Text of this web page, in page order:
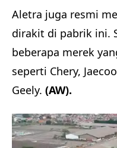
Aletra juga resmi
dirakit di pabrik ini.
beberapa merek
seperti Chery,
Geely. (AW).